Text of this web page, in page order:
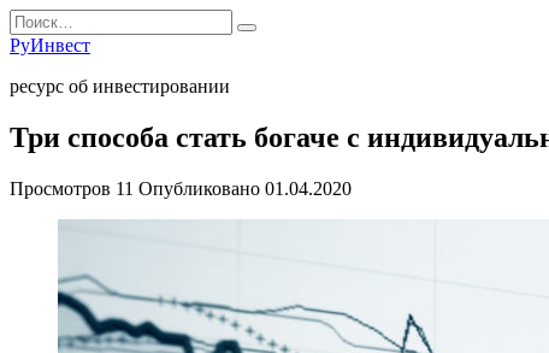
Перейти
к
содержанию
Search
for:
РуИнвест
ресурс об инвестировании
Три способа стать богаче с
Просмотров 11 Опубликовано 01.04.2020